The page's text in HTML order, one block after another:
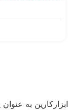
ابزارکارین به